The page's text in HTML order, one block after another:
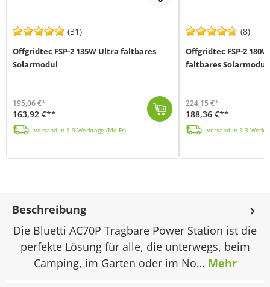
(31)
Offgridtec FSP-2 135W Ultra faltbares
Solarmodul
195,06 €*
163,92 €**
Versand in 1-3 Werktage (Mo-Fr)
(8)
Offgridtec FSP-2
faltbares Solarmodul
224,15 €*
188,36 €**
Versand in 1-3
Beschreibung
Die Bluetti AC70P Tragbare Power Station ist die
perfekte Lösung für alle, die unterwegs, beim
Camping, im Garten oder im No… Mehr